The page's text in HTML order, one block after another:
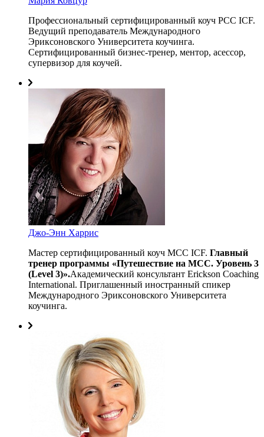
Профессиональный сертифицированный коуч PCC ICF.
Ведущий преподаватель Международного
Эриксоновского Университета коучинга.
Сертифицированный бизнес-тренер, ментор, асессор,
супервизор для коучей.
Джо-Энн Харрис
Мастер сертифицированный коуч МСС ICF. Главный
тренер программы «Путешествие на МСС. Уровень 3
(Level 3)».Академический консультант Erickson Coaching
International. Приглашенный иностранный спикер
Международного Эриксоновского Университета
коучинга.